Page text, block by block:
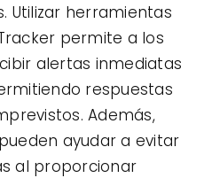
Utilizar herramientas
permite a los
alertas inmediatas
respuestas
Además,
ayudar a evitar
al proporcionar